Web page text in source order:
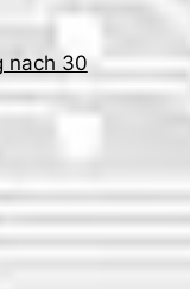
nach 30